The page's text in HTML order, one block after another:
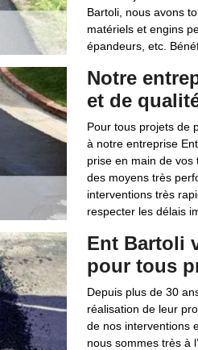
Bartoli, nous avons
matériels et engins
épandeurs, etc.
Notre
et de
Pour tous projets de
à notre entreprise
prise en main de vos
des moyens très
interventions très
respecter les délais
Ent Bartoli
pour tous
Depuis plus de 30
réalisation de leur
de nos interventions
nous sommes très à